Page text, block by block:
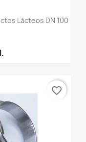
Lácteos DN 100
favorite_border